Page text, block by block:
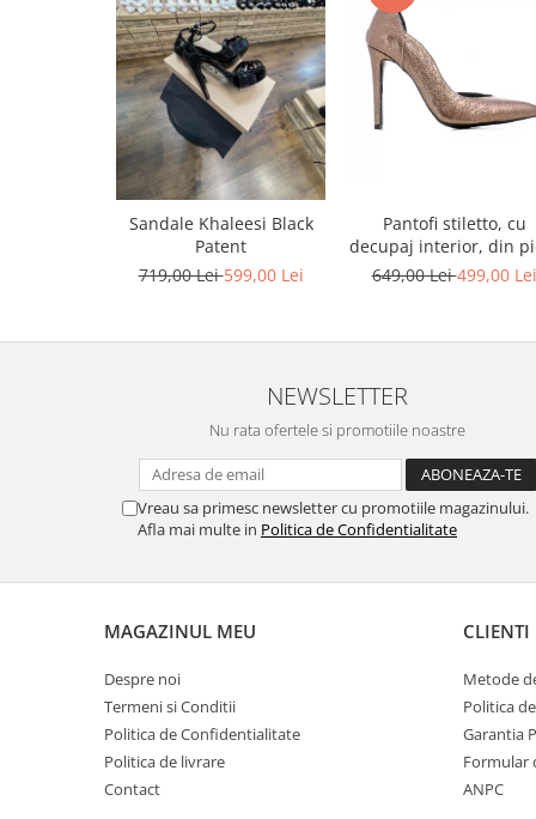
Sandale Khaleesi Black
Patent
719,00 Lei599,00 Lei
Pantofi stiletto, cu
decupaj interior, din
bronz
649,00 Lei499,00 Lei
NEWSLETTER
Nu rata ofertele si promotiile noastre
Vreau sa primesc newsletter cu promotiile magazinului.
Afla mai multe in Politica de Confidentialitate
MAGAZINUL MEU
Despre noi
Termeni si Conditii
Politica de Confidentialitate
Politica de livrare
Contact
CLIENTI
Metode
Politica
Garantia
Formular
ANPC